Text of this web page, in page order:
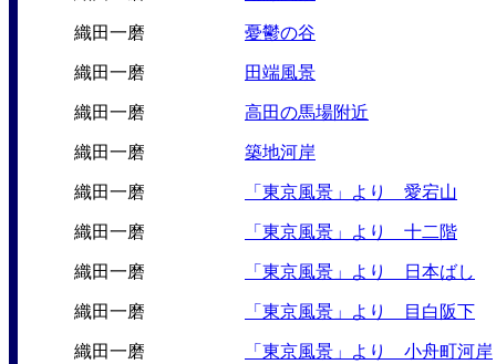
織田一磨 憂鬱の谷
織田一磨 田端風景
織田一磨 高田の馬場附近
織田一磨 築地河岸
織田一磨 「東京風景」より 愛宕山
織田一磨 「東京風景」より 十二階
織田一磨 「東京風景」より 日本ばし
織田一磨 「東京風景」より 目白阪下
織田一磨 「東京風景」より 小舟町河岸